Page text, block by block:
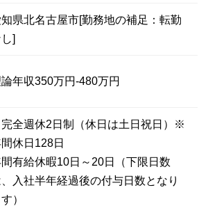
県北名古屋市[勤務地の補足：転勤
]
年収350万円-480万円
完全週休2日制（休日は土日祝日）※
休日128日
有給休暇10日～20日（下限日数
入社半年経過後の付与日数となり
）